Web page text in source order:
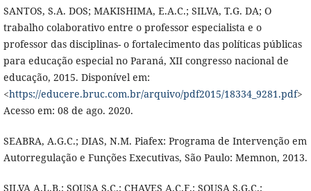
SANTOS, S.A. DOS; MAKISHIMA, E.A.C.; SILVA, T.G. DA; O
trabalho colaborativo entre o professor especialista e o
professor das disciplinas- o fortalecimento das políticas públicas
para educação especial no Paraná, XII congresso nacional de
educação, 2015. Disponível em:
<https://educere.bruc.com.br/arquivo/pdf2015/18334_9281.pdf>
Acesso em: 08 de ago. 2020.
SEABRA, A.G.C.; DIAS, N.M. Piafex: Programa de Intervenção em
Autorregulação e Funções Executivas, São Paulo: Memnon, 2013.
SILVA A.L.B.; SOUSA S.C.; CHAVES A.C.F.; SOUSA S.G.C.;